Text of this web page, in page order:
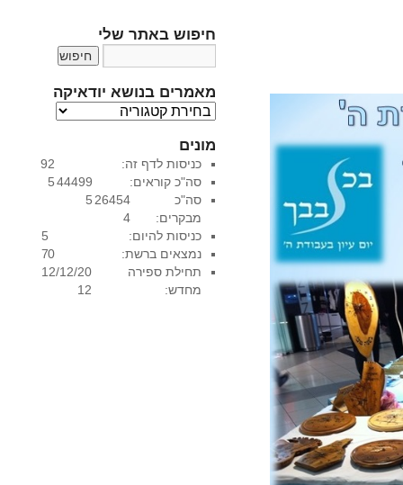
חיפוש באתר שלי
מאמרים בנושא יודאיקה
מ
מ
ר
י
ם
נ
ו
ש
מונים
92
5
כניסות לדף זה:
44499
5
סה"כ קוראים:
26454
4
סה"כ
מבקרים:
5
7
כניסות להיום:
0
נמצאים ברשת:
12/12/20
12
תחילת ספירה
מחדש: